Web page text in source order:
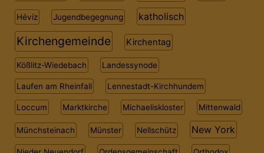
Hévíz Jugendbegegnung katholisch
Kirchengemeinde Kirchentag
Kößlitz-Wiedebach Landessynode
Laufen am Rheinfall Lennestadt-Kirchhundem
Loccum Marktkirche Michaeliskloster Mittenwald
Münchsteinach Münster Nellschütz New York